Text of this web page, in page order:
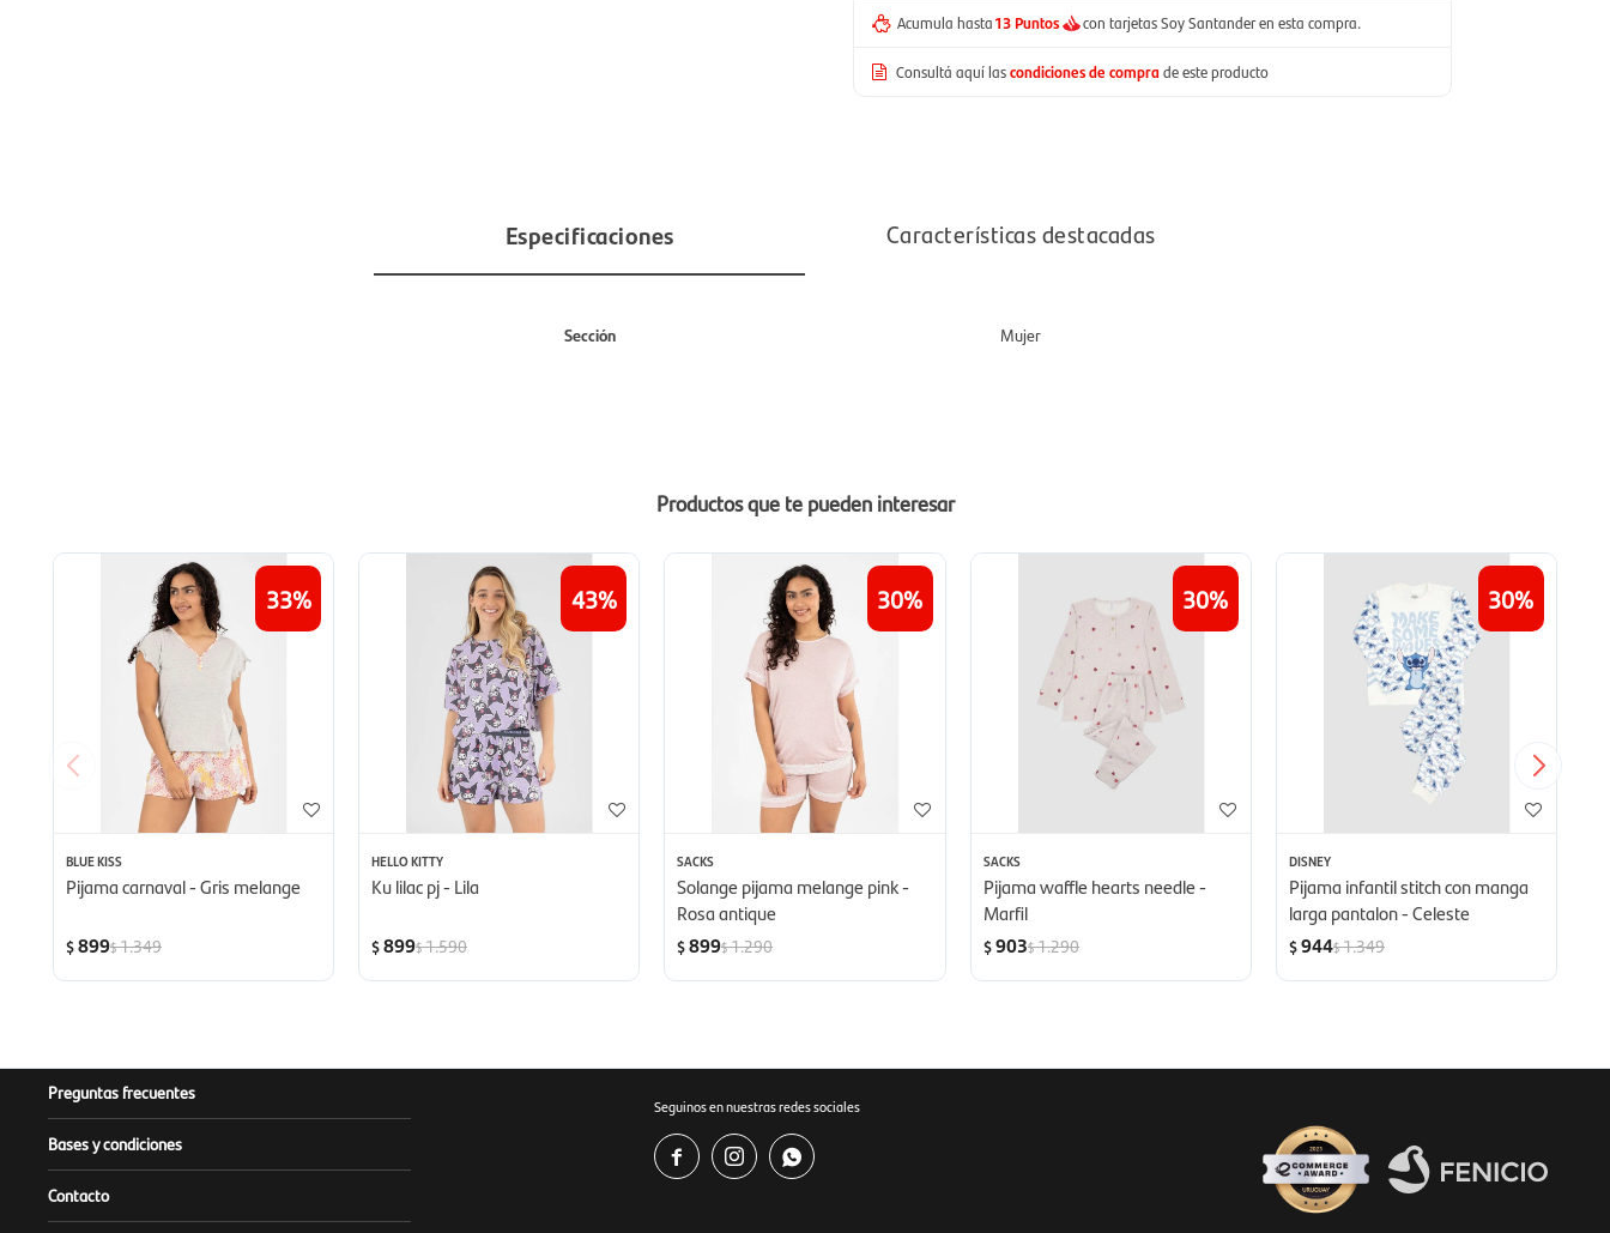
Acumula hasta13 Puntos con tarjetas Soy Santander en esta compra.
Consultá aquí lascondiciones de comprade este producto
Especificaciones Características destacadas
Sección Mujer
Productos que te pueden interesar
33
BLUE KISS
Pijama carnaval - Gris melange
$899$1.349
43
HELLO KITTY
Ku lilac pj - Lila
$899$1.590
30
SACKS
Solange pijama melange pink -
Rosa antique
$899$1.290
30
SACKS
Pijama waffle hearts needle -
Marfil
$903$1.290
30
DISNEY
Pijama infantil stitch con manga
larga pantalon - Celeste
$944$1.349
Preguntas frecuentes
Bases y condiciones
Contacto
Seguinos en nuestras redes sociales
  